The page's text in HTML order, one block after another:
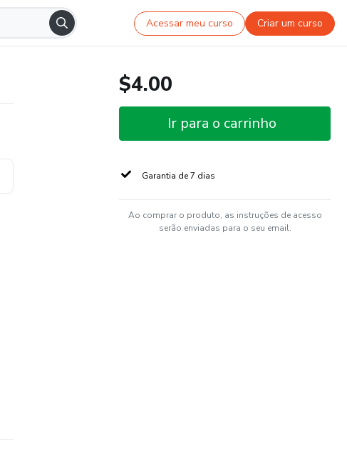
Acessar meu curso Criar um curso
$4.00
Ir para o carrinho
Garantia de 7 dias
Ao comprar o produto, as instruções de acesso
serão enviadas para o seu email.